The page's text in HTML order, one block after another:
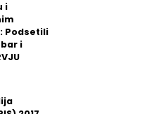
i
Podsetili
i